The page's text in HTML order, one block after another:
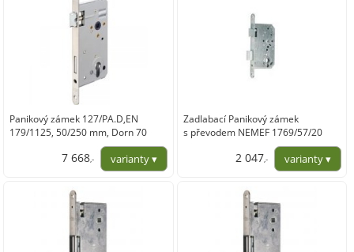
Panikový zámek 127/PA.D,EN
179/1125, 50/250 mm, Dorn 70
7 668,-
Zadlabací Panikový zámek
s převodem NEMEF 1769/57/20
2 047,-